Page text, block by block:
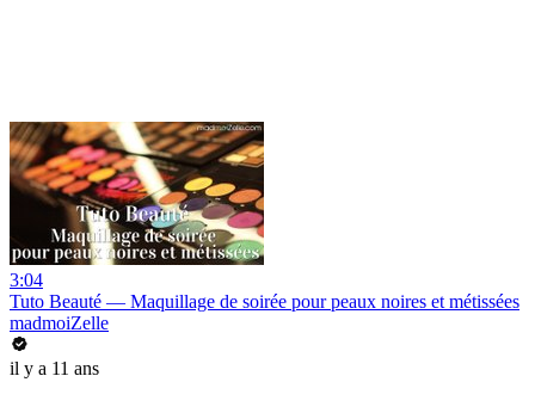
3:04
Tuto Beauté — Maquillage de soirée pour peaux noires et métissées
madmoiZelle
il y a 11 ans